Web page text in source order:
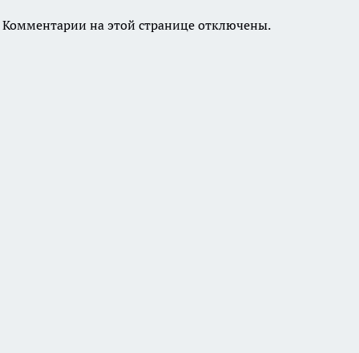
Комментарии на этой странице отключены.